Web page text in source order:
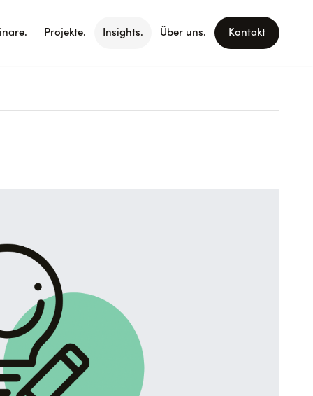
Projekte. Insights. Über uns. Kontakt